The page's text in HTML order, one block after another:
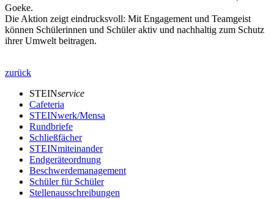
Goeke.
Die Aktion zeigt eindrucksvoll: Mit Engagement und Teamgeist
können Schülerinnen und Schüler aktiv und nachhaltig zum Schutz
ihrer Umwelt beitragen.
zurück
STEINservice
Cafeteria
STEINwerk/Mensa
Rundbriefe
Schließfächer
STEINmiteinander
Endgeräteordnung
Beschwerdemanagement
Schüler für Schüler
Stellenausschreibungen